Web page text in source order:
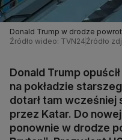
Donald Trump w drodze
Źródło wideo: TVN24 Źródło
Donald Trump
na pokładzie
dotarł tam
przez Katar. Do
ponownie w drodze